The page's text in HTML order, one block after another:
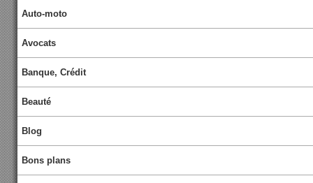
Auto-moto
Avocats
Banque, Crédit
Beauté
Blog
Bons plans